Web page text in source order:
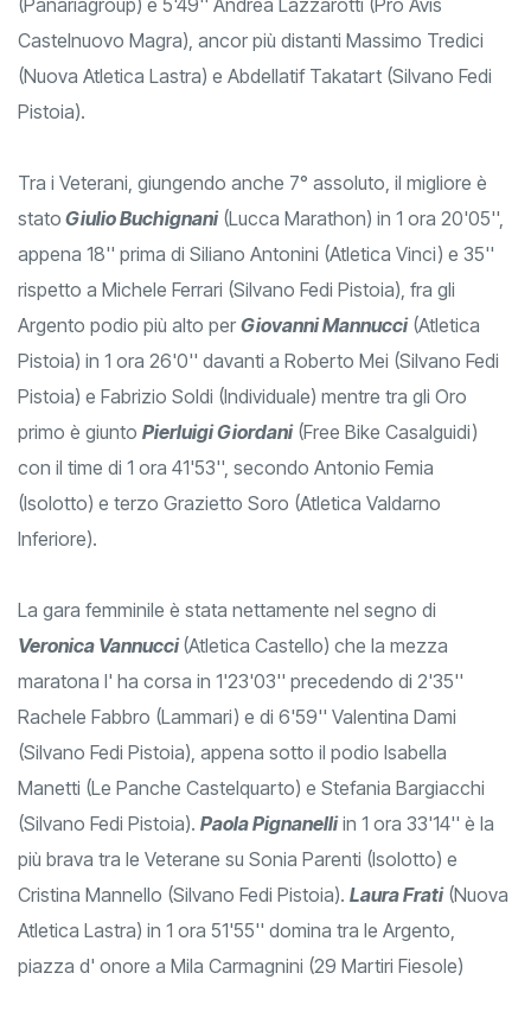
(Panariagroup) e 5'49'' Andrea Lazzarotti (Pro Avis
Castelnuovo Magra), ancor più distanti Massimo Tredici
(Nuova Atletica Lastra) e Abdellatif Takatart (Silvano Fedi
Pistoia).
Tra i Veterani, giungendo anche 7° assoluto, il migliore è
stato Giulio Buchignani(Lucca Marathon) in 1 ora 20'05'',
appena 18'' prima di Siliano Antonini (Atletica Vinci) e 35''
rispetto a Michele Ferrari (Silvano Fedi Pistoia), fra gli
Argento podio più alto per Giovanni Mannucci(Atletica
Pistoia) in 1 ora 26'0'' davanti a Roberto Mei (Silvano Fedi
Pistoia) e Fabrizio Soldi (Individuale) mentre tra gli Oro
primo è giunto Pierluigi Giordani(Free Bike Casalguidi)
con il time di 1 ora 41'53'', secondo Antonio Femia
(Isolotto) e terzo Grazietto Soro (Atletica Valdarno
Inferiore).
La gara femminile è stata nettamente nel segno di
Veronica Vannucci(Atletica Castello) che la mezza
maratona l' ha corsa in 1'23'03'' precedendo di 2'35''
Rachele Fabbro (Lammari) e di 6'59'' Valentina Dami
(Silvano Fedi Pistoia), appena sotto il podio Isabella
Manetti (Le Panche Castelquarto) e Stefania Bargiacchi
(Silvano Fedi Pistoia). Paola Pignanelliin 1 ora 33'14'' è la
più brava tra le Veterane su Sonia Parenti (Isolotto) e
Cristina Mannello (Silvano Fedi Pistoia). Laura Frati(Nuova
Atletica Lastra) in 1 ora 51'55'' domina tra le Argento,
piazza d' onore a Mila Carmagnini (29 Martiri Fiesole)